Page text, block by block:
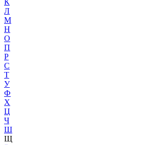
К
Л
М
Н
О
П
Р
С
Т
У
Ф
Х
Ц
Ч
Ш
Щ